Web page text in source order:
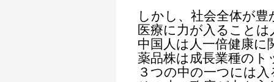
しかし、社会全体が
医療に力が入ること
中国人は人一倍健康
薬品株は成長業種の
３つの中の一つには